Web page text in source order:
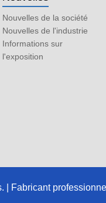
Nouvelles de la société
Nouvelles de l'industrie
Informations sur
l'exposition
Fabricant